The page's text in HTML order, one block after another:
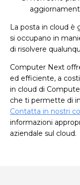
La posta in cloud è
si occupano in
di risolvere
Computer Next
ed efficiente, a
in cloud di
che ti permette di
Contatta in nostri
informazioni
aziendale sul cloud.